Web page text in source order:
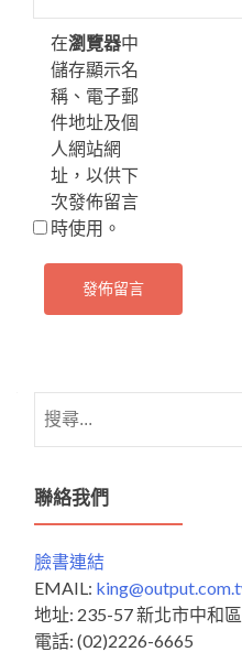
在瀏覽器中
儲存顯示名
稱、電子郵
件地址及個
人網站網
址，以供下
次發佈留言
時使用。
尋
鍵
字:
聯絡我們
臉書連結
EMAIL:
地址: 235-57 新北市中和
電話: (02)2226-6665